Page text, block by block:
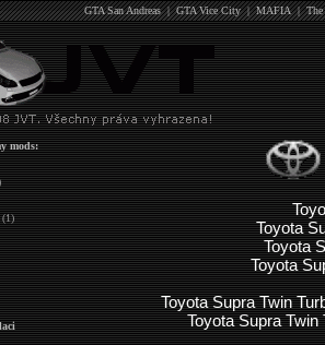
GTA San Andreas|GTA Vice City|MAFIA|
mods:
Toyota
Toyota
Toyota
Toyota Supra Twin
Toyota Supra